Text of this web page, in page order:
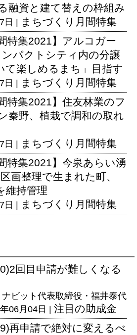
融資と建て替えの枠組み
日 | まちづくり月間特集
特集2021】アルコガー
パクトシティ内の分譲
て楽しめるまち」目指す
日 | まちづくり月間特集
特集2021】住友林業のフ
秦野、植栽で調和の取れ
日 | まちづくり月間特集
特集2021】今泉あらい湧
画整理で生まれた町、
維持管理
日 | まちづくり月間特集
回目申請が難しくなる
ビット代表取締役・福井泰代
06月04日 | 注目の助成金
再申請で絶対に変えるべ